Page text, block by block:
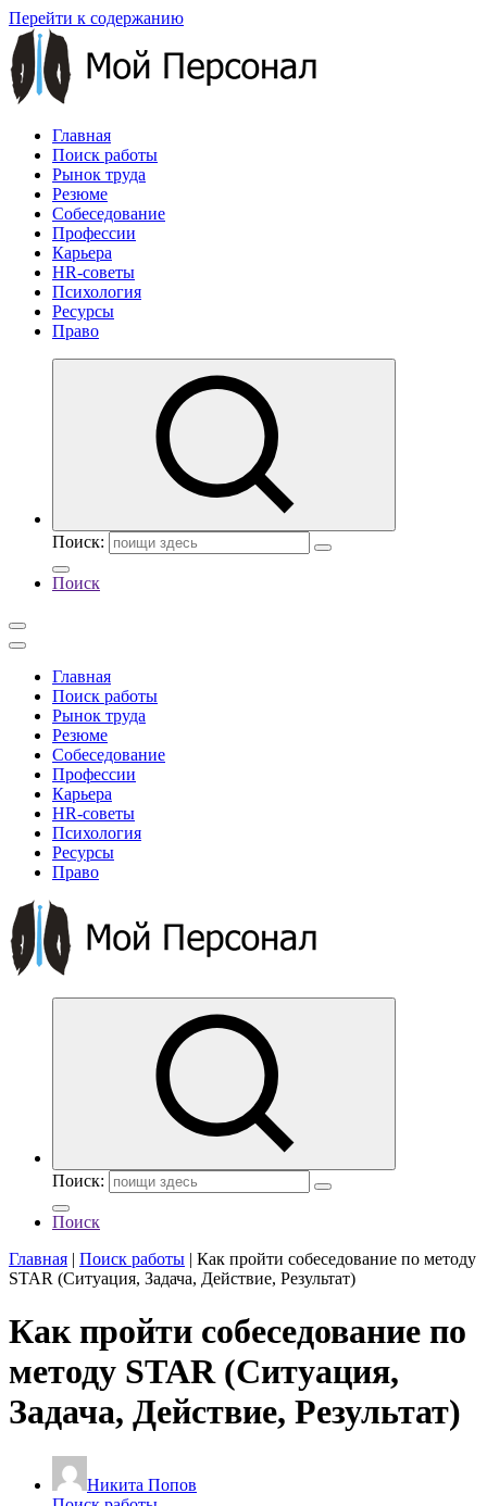
Перейти к содержанию
Главная
Поиск работы
Рынок труда
Резюме
Собеседование
Профессии
Карьера
HR-советы
Психология
Ресурсы
Право
Поиск:
Поиск
Главная
Поиск работы
Рынок труда
Резюме
Собеседование
Профессии
Карьера
HR-советы
Психология
Ресурсы
Право
Поиск:
Поиск
Главная | Поиск работы | Как пройти собеседование по методу
STAR (Ситуация, Задача, Действие, Результат)
Как пройти собеседование по
методу STAR (Ситуация,
Задача, Действие, Результат)
Никита Попов